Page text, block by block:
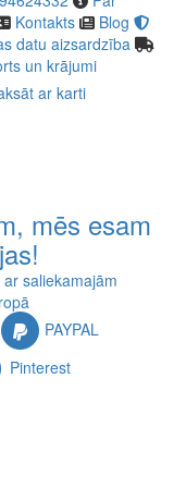
Kontakts
Blog
datu aizsardzība
un krājumi
mēs esam
ar karti
PAYPAL
Pinterest